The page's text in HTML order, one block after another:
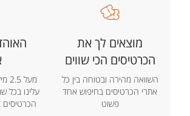
מוצאים לך את
הכרטיסים הכי שווים
השוואה מהירה ובטוחה בין כל
אתרי הכרטיסים בחיפוש אחד
פשוט
עלינו
הכרטיסים